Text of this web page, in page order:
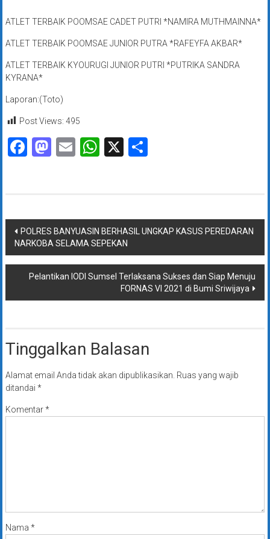
ATLET TERBAIK POOMSAE CADET PUTRI *NAMIRA MUTHMAINNA*
ATLET TERBAIK POOMSAE JUNIOR PUTRA *RAFEYFA AKBAR*
ATLET TERBAIK KYOURUGI JUNIOR PUTRI *PUTRIKA SANDRA
KYRANA*
Laporan:(Toto)
Post Views: 495
Facebook
Mastodon
EmailWhatsApp
X
Navigasi
pos
POLRES BANYUASIN BERHASIL UNGKAP KASUS PEREDARAN
NARKOBA SELAMA SEPEKAN
Pelantikan IODI Sumsel Terlaksana Sukses dan Siap Menuju
FORNAS VI 2021 di Bumi Sriwijaya
Tinggalkan Balasan
Alamat email Anda tidak akan dipublikasikan. Ruas yang wajib
ditandai *
Komentar*
Nama *